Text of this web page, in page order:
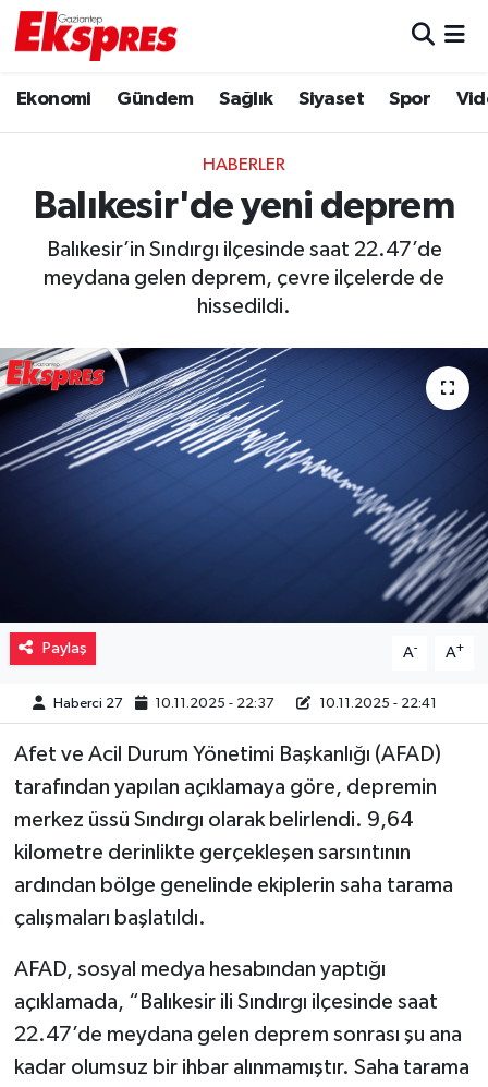
Ekonomi Gündem Sağlık Siyaset Spor
HABERLER
Balıkesir'de yeni deprem
Balıkesir’in Sındırgı ilçesinde saat 22.47’de
meydana gelen deprem, çevre ilçelerde de
hissedildi.
Paylaş A- A+
Haberci 27 10.11.2025 - 22:37 10.11.2025 - 22:41
Afet ve Acil Durum Yönetimi Başkanlığı (AFAD)
tarafından yapılan açıklamaya göre, depremin
merkez üssü Sındırgı olarak belirlendi. 9,64
kilometre derinlikte gerçekleşen sarsıntının
ardından bölge genelinde ekiplerin saha tarama
çalışmaları başlatıldı.
AFAD, sosyal medya hesabından yaptığı
açıklamada, “Balıkesir ili Sındırgı ilçesinde saat
22.47’de meydana gelen deprem sonrası şu ana
kadar olumsuz bir ihbar alınmamıştır. Saha tarama
Ekonomi
Gaziantep son dakika
Genel
Haberler
Kültür Sanat
Magazin
Resmi İlanlar
Sağlık
Sinemalar
Spor
Teknoloji
Türkiye
Video Haber
Trafik Durumu
Puan Durumu ve Fikstür
Tüm Manşetler
Son Dakika Haberleri
Haber Arşivi